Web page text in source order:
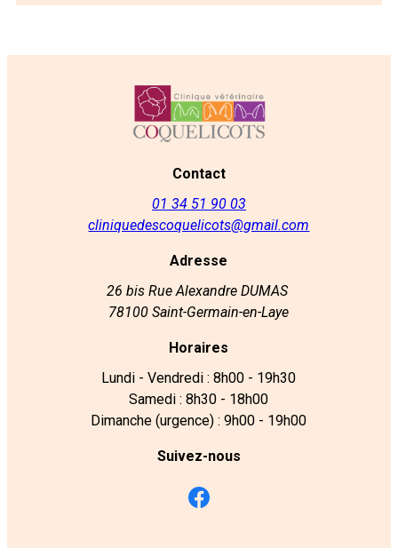
Contact
01 34 51 90 03
cliniquedescoquelicots@gmail.com
Adresse
26 bis Rue Alexandre DUMAS
78100 Saint-Germain-en-Laye
Horaires
Lundi - Vendredi : 8h00 - 19h30
Samedi : 8h30 - 18h00
Dimanche (urgence) : 9h00 - 19h00
Suivez-nous